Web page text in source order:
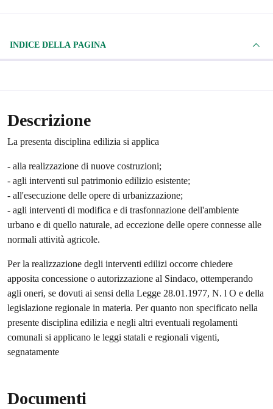
INDICE DELLA PAGINA
Descrizione
La presenta disciplina edilizia si applica
- alla realizzazione di nuove costruzioni;
- agli interventi sul patrimonio edilizio esistente;
- all'esecuzione delle opere di urbanizzazione;
- agli interventi di modifica e di trasfonnazione dell'ambiente
urbano e di quello naturale, ad eccezione delle opere connesse alle
normali attività agricole.
Per la realizzazione degli interventi edilizi occorre chiedere
apposita concessione o autorizzazione al Sindaco, ottemperando
agli oneri, se dovuti ai sensi della Legge 28.01.1977, N. l O e della
legislazione regionale in materia. Per quanto non specificato nella
presente disciplina edilizia e negli altri eventuali regolamenti
comunali si applicano le leggi statali e regionali vigenti,
segnatamente
Documenti